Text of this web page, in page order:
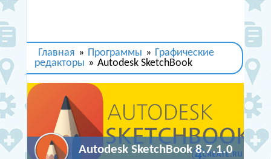
Главная » Программы » Графические
редакторы » Autodesk SketchBook
Autodesk SketchBook 8.7.1.0